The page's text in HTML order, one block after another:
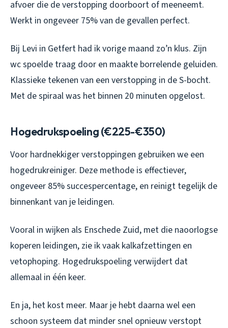
afvoer die de verstopping doorboort of meeneemt.
Werkt in ongeveer 75% van de gevallen perfect.
Bij Levi in Getfert had ik vorige maand zo’n klus. Zijn
wc spoelde traag door en maakte borrelende geluiden.
Klassieke tekenen van een verstopping in de S-bocht.
Met de spiraal was het binnen 20 minuten opgelost.
Hogedrukspoeling (€225-€350)
Voor hardnekkiger verstoppingen gebruiken we een
hogedrukreiniger. Deze methode is effectiever,
ongeveer 85% succespercentage, en reinigt tegelijk de
binnenkant van je leidingen.
Vooral in wijken als Enschede Zuid, met die naoorlogse
koperen leidingen, zie ik vaak kalkafzettingen en
vetophoping. Hogedrukspoeling verwijdert dat
allemaal in één keer.
En ja, het kost meer. Maar je hebt daarna wel een
schoon systeem dat minder snel opnieuw verstopt